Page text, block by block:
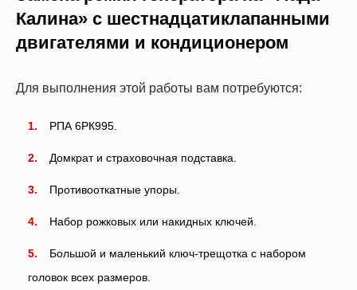
Калина» с шестнадцатиклапанными
двигателями и кондиционером
Для выполнения этой работы вам потребуются:
РПА 6РК995.
Домкрат и страховочная подставка.
Противооткатные упоры.
Набор рожковых или накидных ключей.
Большой и маленький ключ-трещотка с набором
головок всех размеров.